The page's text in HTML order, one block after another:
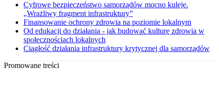
Cyfrowe bezpieczeństwo samorządów mocno kuleje.
„Wrażliwy fragment infrastruktury”
Finansowanie ochrony zdrowia na poziomie lokalnym
Od edukacji do działania - jak budować kulturę zdrowia w
społecznościach lokalnych
Ciągłość działania infrastruktury krytycznej dla samorządów
Promowane treści